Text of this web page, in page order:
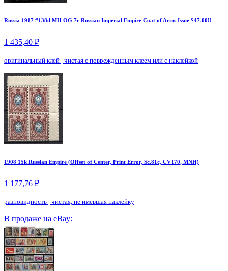
Russia 1917 #138d MH OG 7r Russian Imperial Empire Coat of Arms Issue $47.00!!
1 435,40 ₽
оригинальный клей | чистая с поврежденным клеем или с наклейкой
1908 15k Russian Empire (Offset of Center, Print Error, Sc.81c, CV170, MNH)
1 177,76 ₽
разновидность | чистая, не имевшая наклейку
В продаже на eBay: